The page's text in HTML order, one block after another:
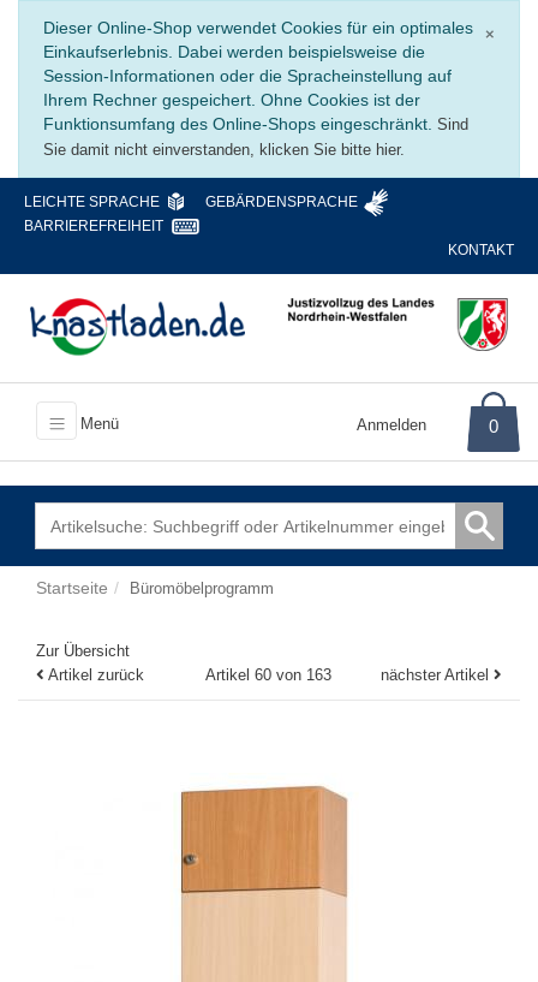
×
Dieser Online-Shop verwendet Cookies für ein optimales
Einkaufserlebnis. Dabei werden beispielsweise die
Session-Informationen oder die Spracheinstellung auf
Ihrem Rechner gespeichert. Ohne Cookies ist der
Funktionsumfang des Online-Shops eingeschränkt. Sind
Sie damit nicht einverstanden, klicken Sie bitte hier.
LEICHTE SPRACHE
GEBÄRDENSPRACHE
BARRIEREFREIHEIT
KONTAKT
Menü Anmelden 0
Startseite Büromöbelprogramm
Zur Übersicht
Artikel zurück
Artikel 60 von 163 nächster Artikel